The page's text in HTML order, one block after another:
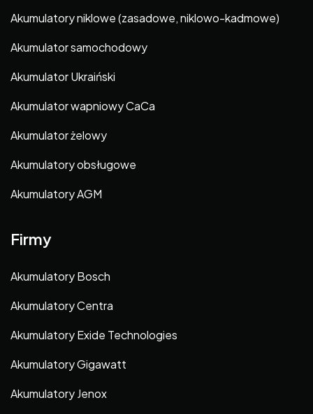
Akumulatory niklowe (zasadowe, niklowo-kadmowe)
Akumulator samochodowy
Akumulator Ukraiński
Akumulator wapniowy CaCa
Akumulator żelowy
Akumulatory obsługowe
Akumulatory AGM
Firmy
Akumulatory Bosch
Akumulatory Centra
Akumulatory Exide Technologies
Akumulatory Gigawatt
Akumulatory Jenox